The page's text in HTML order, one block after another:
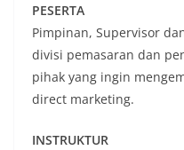
PESERTA
Pimpinan, Supervisor
divisi pemasaran dan
pihak yang ingin
direct marketing.
INSTRUKTUR